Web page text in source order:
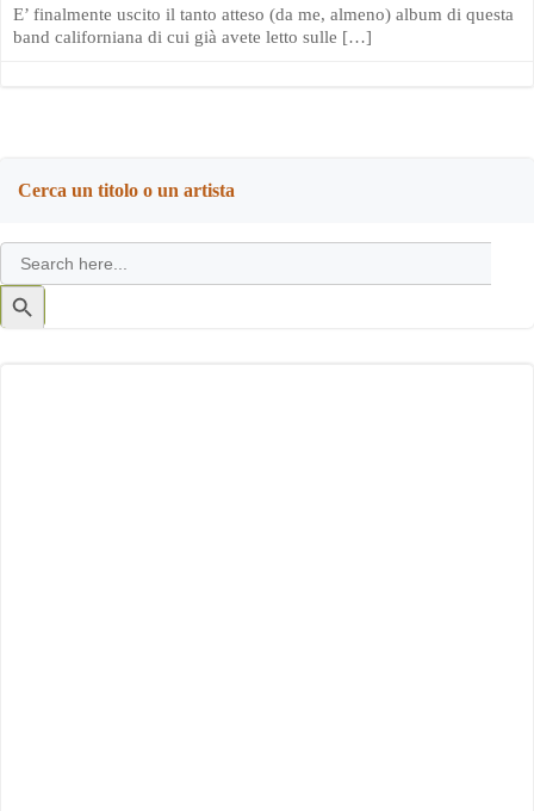
E’ finalmente uscito il tanto atteso (da me, almeno) album di questa
band californiana di cui già avete letto sulle […]
Cerca un titolo o un artista
Search
for:
Search
Button